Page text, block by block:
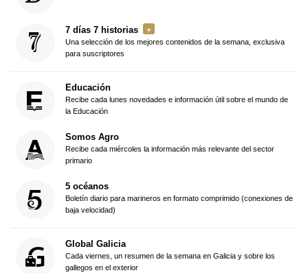
7 días 7 historias
Una selección de los mejores contenidos de la semana, exclusiva
para suscriptores
Educación
Recibe cada lunes novedades e información útil sobre el mundo de
la Educación
Somos Agro
Recibe cada miércoles la información más relevante del sector
primario
5 océanos
Boletín diario para marineros en formato comprimido (conexiones de
baja velocidad)
Global Galicia
Cada viernes, un resumen de la semana en Galicia y sobre los
gallegos en el exterior